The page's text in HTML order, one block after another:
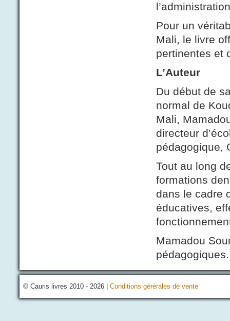
Pour un
Mali, le livre
pertinentes et
L’Auteur
Du début de
normal de
Mali,
directeur
pédagogique,
Tout au long
formations
dans le cadre
éducatives,
Mamadou
pédagogiques.
© Cauris livres 2010 - 2026 | Conditions gérérales de vente